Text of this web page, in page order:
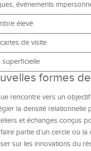
événements
élevé
de visite
superficielle
formes
rencontre vers un
la densité relationnelle
et échanges conçus
faire partie d’un cercle où
sur les innovations du